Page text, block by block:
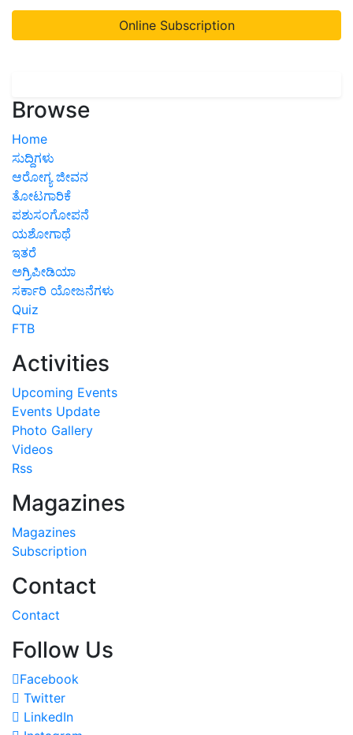
Online Subscription
Browse
Home
ಸುದ್ದಿಗಳು
ಆರೋಗ್ಯ ಜೀವನ
ತೋಟಗಾರಿಕೆ
ಪಶುಸಂಗೋಪನೆ
ಯಶೋಗಾಥೆ
ಇತರೆ
ಅಗ್ರಿಪೀಡಿಯಾ
ಸರ್ಕಾರಿ ಯೋಜನೆಗಳು
Quiz
FTB
Activities
Upcoming Events
Events Update
Photo Gallery
Videos
Rss
Magazines
Magazines
Subscription
Contact
Contact
Follow Us
Facebook
Twitter
LinkedIn